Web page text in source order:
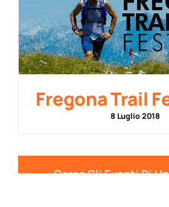
Fregona Trail
8 Luglio 2018
Cerca Gli Eventi Di